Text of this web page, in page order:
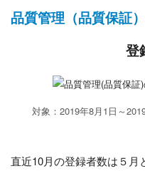
品質管理（品質保証
登
対象：2019年8月1日～
直近10月の登録者数は５月